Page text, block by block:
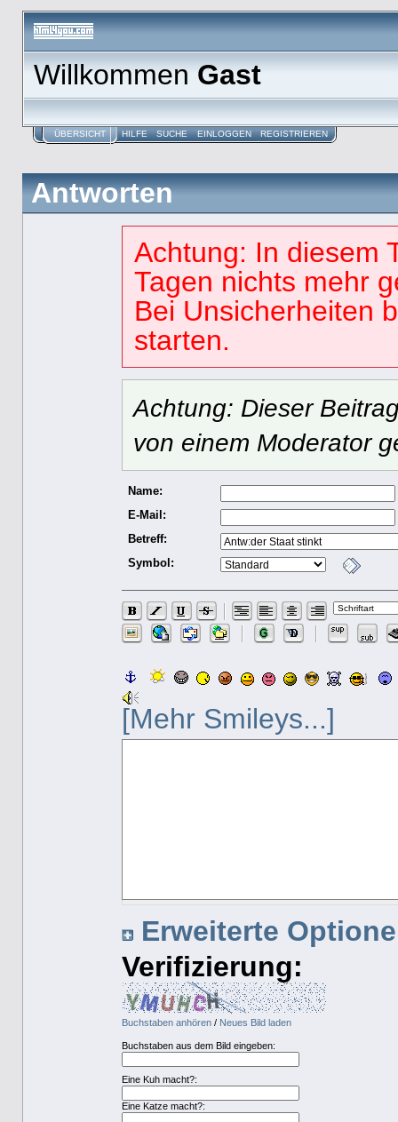
WillkommenGast
ÜBERSICHT HILFE SUCHE EINLOGGEN REGISTRIEREN
Antworten
Achtung: In diesem
Tagen nichts mehr
Bei Unsicherheiten
starten.
Achtung: Dieser
von einem Moderator
Name:
E-Mail:
Betreff:
Symbol:
[Mehr Smileys...]
Erweiterte
Verifizierung:
Buchstaben anhören / Neues Bild laden
Buchstaben aus dem Bild eingeben:
Eine Kuh macht?:
Eine Katze macht?: